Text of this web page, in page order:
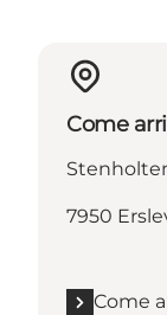
Come
7950
Come